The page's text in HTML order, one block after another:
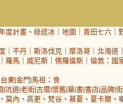
度計畫 、 綠逗冰 ｜ 地圖 ｜ 青田七六 ｜
｜ 不丹 ｜ 斯洛伐克 ｜ 摩洛哥 ｜ 北海道 ｜
｜ 羅馬 ｜ 威尼斯 ｜ 佛羅倫斯 ｜ 倫敦 ： 國
台東|金門|馬祖 ： 食
|坑道|老街|古厝|懷舊|墓|書|書店|品牌|
、 莫內 、 高更 、 梵谷 、 慕夏 、 夏卡爾 、